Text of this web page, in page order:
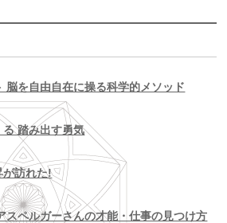
脳を自由自在に操る科学的メソッド
踏み出す勇気
が訪れた!
スペルガーさんの才能・仕事の見つけ方